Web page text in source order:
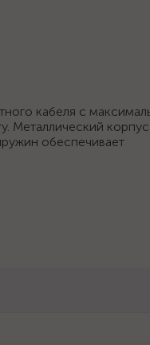
кабеля с
Металлический корпус
обеспечивает